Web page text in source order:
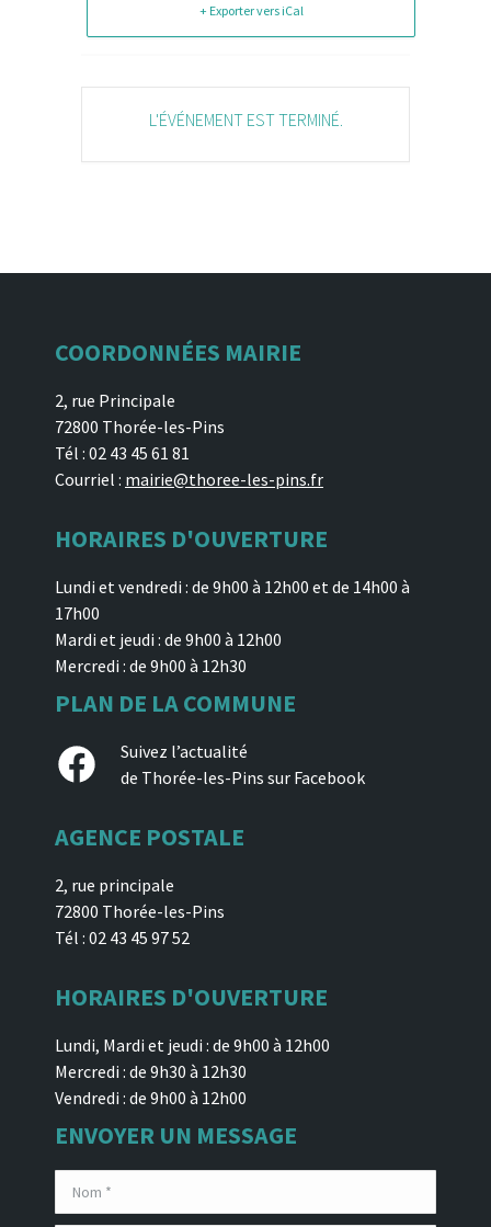
+ Exporter vers iCal
L'ÉVÉNEMENT EST TERMINÉ.
COORDONNÉES MAIRIE
2, rue Principale
72800 Thorée-les-Pins
Tél : 02 43 45 61 81
Courriel : mairie@thoree-les-pins.fr
HORAIRES D'OUVERTURE
Lundi et vendredi : de 9h00 à 12h00 et de 14h00 à
17h00
Mardi et jeudi : de 9h00 à 12h00
Mercredi : de 9h00 à 12h30
PLAN DE LA COMMUNE
Facebook
Suivez l’actualité
de Thorée-les-Pins sur Facebook
AGENCE POSTALE
2, rue principale
72800 Thorée-les-Pins
Tél : 02 43 45 97 52
HORAIRES D'OUVERTURE
Lundi, Mardi et jeudi : de 9h00 à 12h00
Mercredi : de 9h30 à 12h30
Vendredi : de 9h00 à 12h00
ENVOYER UN MESSAGE